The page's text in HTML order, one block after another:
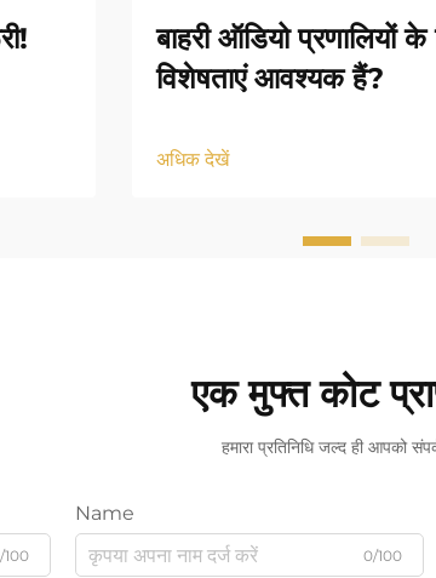
बाहरी ऑडियो प्रणालियों
विशेषताएं आवश्यक हैं?
अधिक देखें
एक मुफ्त कोट
हमारा प्रतिनिधि जल्द ही आपको
100
Name
0/100